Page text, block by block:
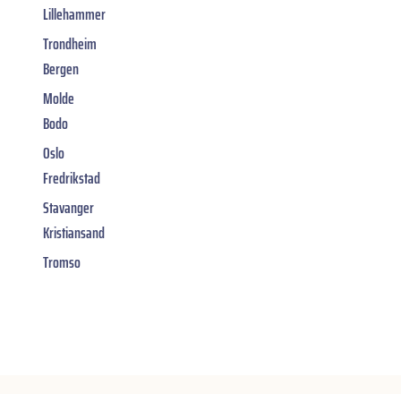
Lillehammer
Trondheim
Bergen
Molde
Bodo
Oslo
Fredrikstad
Stavanger
Kristiansand
Tromso